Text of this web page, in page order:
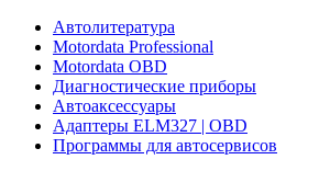
Автолитература
Motordata Professional
Motordata OBD
Диагностические приборы
Автоаксессуары
Адаптеры ELM327 | OBD
Программы для автосервисов